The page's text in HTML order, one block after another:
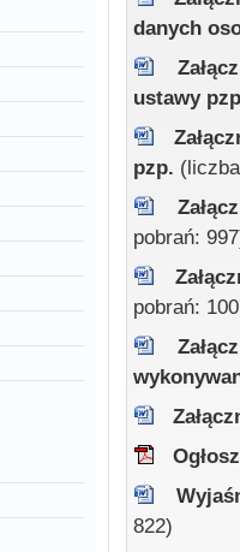
danych
ustawy
pzp.
pobrań:
pobrań:
822)